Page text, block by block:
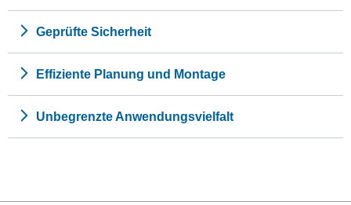
Geprüfte Sicherheit
Effiziente Planung und Montage
Unbegrenzte Anwendungsvielfalt